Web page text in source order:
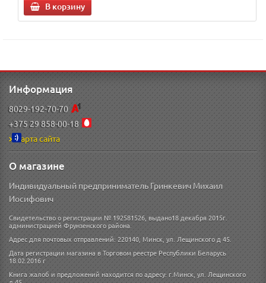
В корзину
Информация
8029-192-70-70
+375 29 858-00-18
Карта сайта
О магазине
Индивидуальный предприниматель Гринкевич Михаил
Иосифович
Свидетельство о регистрации № 192581526, выдано18 декабря 2015г.
администрацией Фрунзенского района.
Адрес для почтовых отправлений: 220140, Минск, ул. Лещинского д 45.
Дата регистрации магазина в Торговом реестре Республики Беларусь
18.02.2016 г
Книга жалоб и предложений находится по адресу: г.Минск, ул. Лещинского